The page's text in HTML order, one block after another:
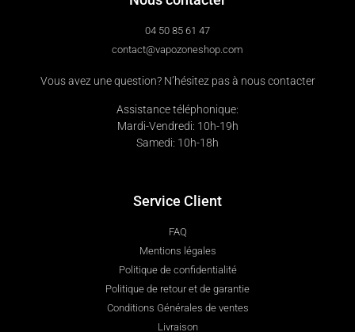
04 50 85 61 47
contact@vapozoneshop.com
Vous avez une question? N’hésitez pas à nous contacter
Assistance téléphonique:
Mardi-Vendredi: 10h-19h
Samedi: 10h-18h
Service Client
FAQ
Mentions légales
Politique de confidentialité
Politique de retour et de garantie
Conditions Générales de ventes
Livraison